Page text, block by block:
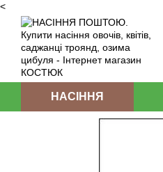
<
Перейти до основного контенту
НАСІННЯ